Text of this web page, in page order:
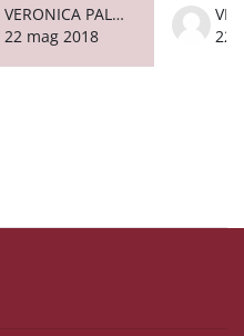
VERONICA PALMA
22 mag 2018
22